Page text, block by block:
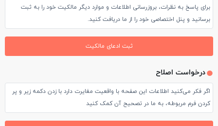
برای پاسخ به نظرات، بروزرسانی اطلاعات و موارد دیگر مالکیت خود را به ثبت
برسانید و پنل اختصاصی خود را از ما دریافت کنید.
ثبت ادعای مالکیت
درخواست اصلاح
اگر فکر می‌کنید اطلاعات این صفحه با واقعیت مغایرت دارد با زدن دکمه زیر و پر
کردن فرم مربوطه، به ما در تصحیح آن کمک کنید